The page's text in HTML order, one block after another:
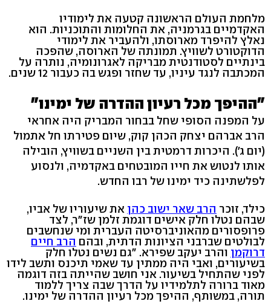
מלחמת העולם הראשונה קטעה את לימודיו
האקדמיים בגרמניה, את החלומות והתוכניות. הוא
נאלץ להיפרד מארוסתו, ולהעביר את לימודי
הדוקטורט לשוויץ. תמונתה של הארוסה, שהפכה
בינתיים לסטודנטית מבריקה לאגרונומיה, נותרה על
המכתבה לנגד עיניו, עד שחזר ופגש בה כעבור 12 שנים.
"ההיפך מכל רעיון ההדרה של ימינו"
על המפנה הסופי שחל בבחור המבריק היה אחראי
הרב אברהם יצחק הכהן קוק, שיום פטירתו חל אתמול
(יום ג'). היכרות דרמטית בין השניים בשוויץ, הובילה
אותו לנטוש את חייו המובטחים באקדמיה, ולנסוע
לפלשתינה כיד ימינו של רבו החדש.
כילד, זוכר הרב שאר ישוב כהן את שיעוריו של אביו,
שבהם נטלו חלק אישים דוגמת זלמן שז"ר, לצד
פרופסורים מהאוניברסיטה העברית ומי שנחשבים
לבולטים שברבני הציונות הדתית, ובהם הרב חיים
דרוקמן והרב יעקב שפירא. "גם נשים נטלו חלק
בשיעורים, ואבי היה ממתין עד שאמי תיכנס ותשב לידו
לפני שהתחיל בשיעור. אני חושב שהייתה בזה דוגמה
מאוד ברורה לתלמידיו על הדרך שבה צריך ללמוד
תורה, במשותף, ההיפך מכל רעיון ההדרה של ימינו.